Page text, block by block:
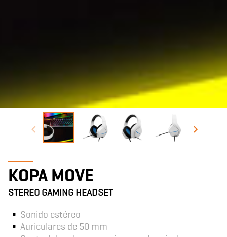
KOPA MOVE
STEREO GAMING HEADSET
Sonido estéreo
Auriculares de 50 mm